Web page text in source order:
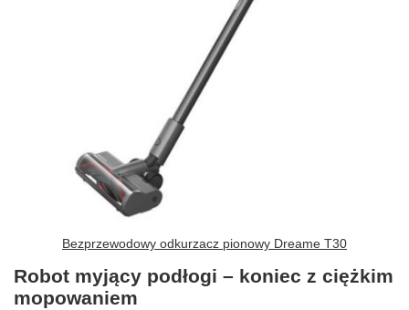
Bezprzewodowy odkurzacz pionowy Dreame T30
Robot myjący podłogi – koniec z ciężkim
mopowaniem